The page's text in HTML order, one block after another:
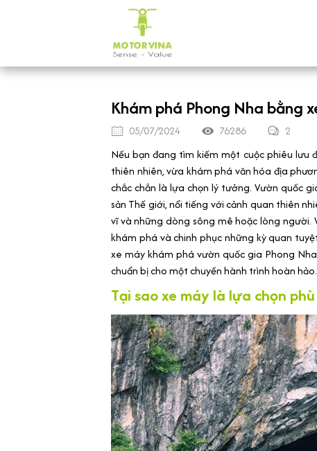
Khám phá Phong Nha bằng
05/07/2024 76286
2
Nếu bạn đang tìm kiếm một cuộc phiêu lưu
thiên nhiên, vừa khám phá văn hóa địa
chắc chắn là lựa chọn lý tưởng. Vườn quốc
sản Thế giới, nổi tiếng với cảnh quan thiên
vĩ và những dòng sông mê hoặc lòng
khám phá và chinh phục những kỳ quan
xe máy khám phá vườn quốc gia Phong
chuẩn bị cho một chuyến hành trình hoàn hảo.
Tại sao xe máy là lựa chọn